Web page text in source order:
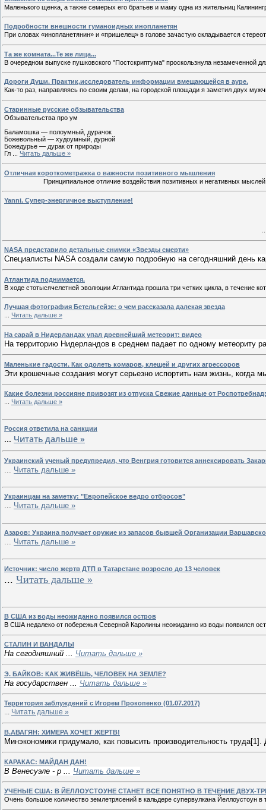
Маленького щенка, а также семерых его братьев и маму одна из жительниц
Подробности внешности гуманоидных инопланетян
При словах «инопланетянин» и «пришелец» в голове зачастую складывается
Та же комната...Те же лица...
В очередном выпуске пушковского "Постскриптума" проскользнула незамеченной
Дороги Души. Практик,исследователь информации вмещающейся в ауре.
Как-то раз, направляясь по своим делам, на городской площади я заметил двух
Старинные русские обзывательства
Обзывательства про ум
Баламошка — полоумный, дурачок
Божевольный — худоумный, дурной
Божедурье — дурак от природы
Гл
Читать дальше »
Отличная короткометражка о важности позитивного мышления
Принципиальное отличие воздействия позитивных и негативных
Yanni. Супер-энергичное выступление!
NASA представило детальные снимки «Звезды смерти»
Специалисты NASA создали самую подробную на сегодняшний день
Атлантида поднимается.
В ходе стотысячелетней эволюции Атлантида прошла три четких цикла, в течение
Лучшая фотография Бетельгейзе: о чем рассказала далекая звезда
... Читать дальше »
На сарай в Нидерландах упал древнейший метеорит: видео
На территорию Нидерландов в среднем падает по одному метеориту
Маленькие гадости. Как одолеть комаров, клещей и других агрессоров
Эти крошечные создания могут серьезно испортить нам жизнь, когда
Какие болезни россияне привозят из отпуска Свежие данные от
Читать дальше »
Россия ответила на санкции
... Читать дальше »
Украинский ученый предупредил, что Венгрия готовится аннексировать
Читать дальше »
Украинцам на заметку: "Европейское ведро отбросов"
... Читать дальше »
Азаров: Украина получает оружие из запасов бывшей Организации
... Читать дальше »
Источник: число жертв ДТП в Татарстане возросло до 13 человек
... Читать дальше »
В США из воды неожиданно появился остров
В США недалеко от побережья Северной Каролины неожиданно из воды появился
СТАЛИН И ВАНДАЛЫ
На сегодняшний Читать дальше »
Э. БАЙКОВ: КАК ЖИВЁШЬ, ЧЕЛОВЕК НА ЗЕМЛЕ?
На государствен Читать дальше »
Территория заблуждений с Игорем Прокопенко (01.07.2017)
... Читать дальше »
В.АВАГЯН: ХИМЕРА ХОЧЕТ ЖЕРТВ!
Минэкономики придумало, как повысить производительность
КАРАКАС: МАЙДАН ДАН!
В Венесуэле - р Читать дальше »
УЧЕНЫЕ США: В ЙЕЛЛОУСТОУНЕ СТАНЕТ ВСЕ ПОНЯТНО В ТЕЧЕНИЕ ДВУХ-
Очень большое количество землетрясений в кальдере супервулкана